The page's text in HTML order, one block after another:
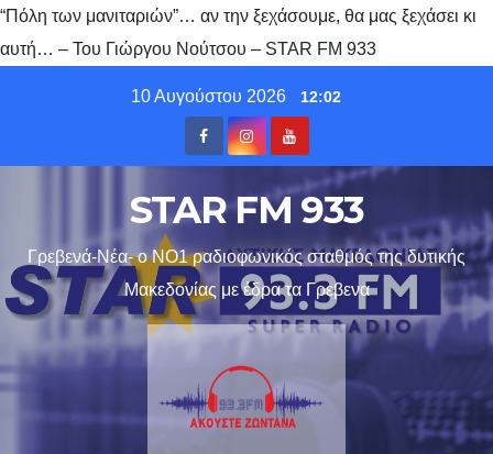
“Πόλη των μανιταριών”… αν την ξεχάσουμε, θα μας ξεχάσει κι
αυτή… – Του Γιώργου Νούτσου – STAR FM 933
10 Αυγούστου 2026 12:02
STAR FM 933
Γρεβενά-Νέα- ο ΝΟ1 ραδιοφωνικός σταθμός της δυτικής
Μακεδονίας με έδρα τα Γρεβενα